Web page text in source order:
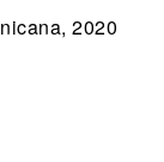
2020